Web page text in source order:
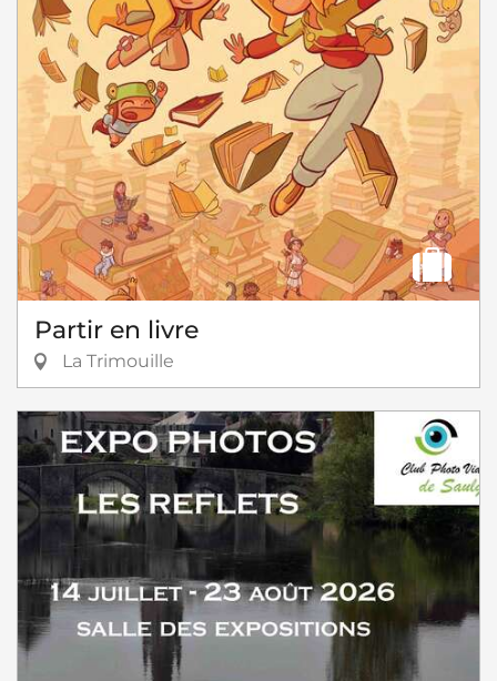
Partir en livre
La Trimouille